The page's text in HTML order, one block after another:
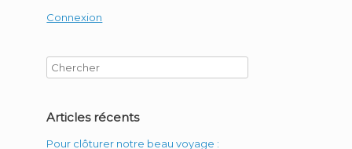
Connexion
Articles récents
Pour clôturer notre beau voyage :